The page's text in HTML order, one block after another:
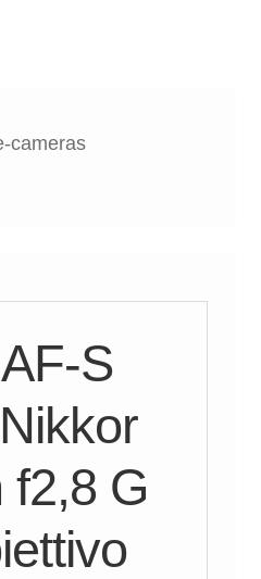
S
f2,8 G